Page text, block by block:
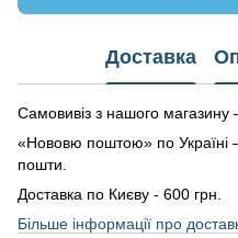
Доставка
Самовивіз з нашого магазину
«Нововю поштою» по Україні
пошти.
Доставка по Києву - 600 грн.
Більше інформації про